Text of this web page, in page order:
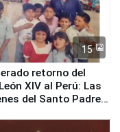
15
retorno del
XIV al Perú: Las
del Santo Padre